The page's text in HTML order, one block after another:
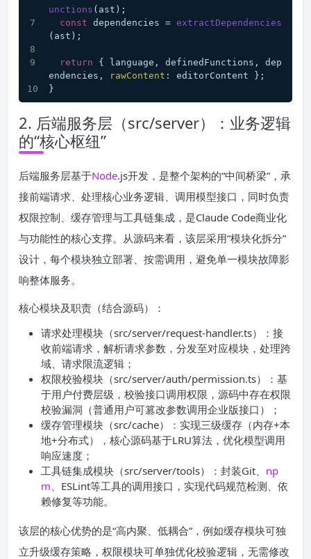
unctions (ast);
const dependencies = extractDependencies
(ast);
return { language, definedFunctions, dep
endencies,
rawContent : editorContent };
}
2. 后端服务层（src/server）：业务逻辑
的“核心枢纽”
后端服务层基于Node.js开发，是整个架构的“中间桥梁”，承
接前端请求、处理核心业务逻辑、调用模型接口，同时负责
权限控制、缓存管理与工具链集成，是Claude Code商业化
与功能性的核心支撑。从源码来看，该层采用“模块化拆分”
设计，每个模块独立部署、按需调用，避免单一模块故障影
响整体服务。
核心模块及职责（结合源码）：
请求处理模块（src/server/request-handler.ts）：接
收前端请求，解析请求参数，分发至对应模块，处理跨
域、请求限流逻辑；
权限校验模块（src/server/auth/permission.ts）：基
于用户付费层级，校验接口调用权限，源码中存在权限
校验漏洞（普通用户可篡改参数调用企业版接口）；
缓存管理模块（src/cache）：实现三级缓存（内存+本
地+分布式），核心源码基于LRU算法，优化模型调用
响应速度；
工具链集成模块（src/server/tools）：封装Git、 np
m 、ESLint等工具的调用接口，实现代码规范检测、依
赖修复等功能。
该层的核心优势的是“高内聚、低耦合”，例如缓存模块可独
立升级缓存策略，权限模块可单独优化校验逻辑，无需修改